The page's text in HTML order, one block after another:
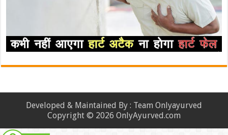
Developed & Maintained By : Team Onlyayurved
Copyright © 2026 OnlyAyurved.com